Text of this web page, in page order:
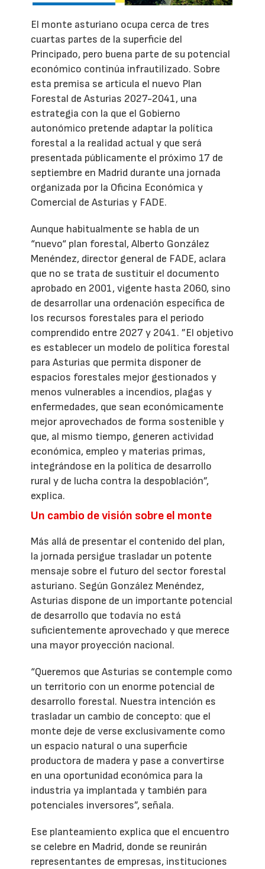
El monte asturiano ocupa cerca de tres
cuartas partes de la superficie del
Principado, pero buena parte de su potencial
económico continúa infrautilizado. Sobre
esta premisa se articula el nuevo Plan
Forestal de Asturias 2027-2041, una
estrategia con la que el Gobierno
autonómico pretende adaptar la política
forestal a la realidad actual y que será
presentada públicamente el próximo 17 de
septiembre en Madrid durante una jornada
organizada por la Oficina Económica y
Comercial de Asturias y FADE.
Aunque habitualmente se habla de un
“nuevo“ plan forestal, Alberto González
Menéndez, director general de FADE, aclara
que no se trata de sustituir el documento
aprobado en 2001, vigente hasta 2060, sino
de desarrollar una ordenación específica de
los recursos forestales para el periodo
comprendido entre 2027 y 2041. ”El objetivo
es establecer un modelo de política forestal
para Asturias que permita disponer de
espacios forestales mejor gestionados y
menos vulnerables a incendios, plagas y
enfermedades, que sean económicamente
mejor aprovechados de forma sostenible y
que, al mismo tiempo, generen actividad
económica, empleo y materias primas,
integrándose en la política de desarrollo
rural y de lucha contra la despoblación”,
explica.
Un cambio de visión sobre el monte
Más allá de presentar el contenido del plan,
la jornada persigue trasladar un potente
mensaje sobre el futuro del sector forestal
asturiano. Según González Menéndez,
Asturias dispone de un importante potencial
de desarrollo que todavía no está
suficientemente aprovechado y que merece
una mayor proyección nacional.
“Queremos que Asturias se contemple como
un territorio con un enorme potencial de
desarrollo forestal. Nuestra intención es
trasladar un cambio de concepto: que el
monte deje de verse exclusivamente como
un espacio natural o una superficie
productora de madera y pase a convertirse
en una oportunidad económica para la
industria ya implantada y también para
potenciales inversores”, señala.
Ese planteamiento explica que el encuentro
se celebre en Madrid, donde se reunirán
representantes de empresas, instituciones